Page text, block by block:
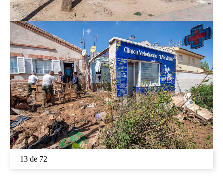
13 de 72